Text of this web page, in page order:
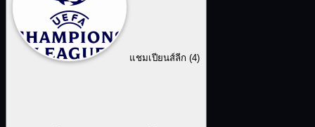
แชมเปียนส์ลีก (4)